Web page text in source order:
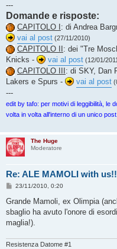
---
Domande e risposte:
CAPITOLO I : di Andrea
vai al post (27/11/2010)
CAPITOLO II : dei "Tre
Knicks -
vai al post (12/01/
CAPITOLO III : di SKY, Dan
Lakers e Spurs -
vai al post
---
edit by tafo: per motivi di leggibilità, le
volta in volta all'interno di un unico post.
The Huge
Moderatore
Re: ALE MAMOLI with
M
s
a
g
o
23/11/2010, 0:20
Grande Mamoli, ex Olimpia
sbaglio ha avuto l'onore di
maglia!).
Resistenza Datome #1